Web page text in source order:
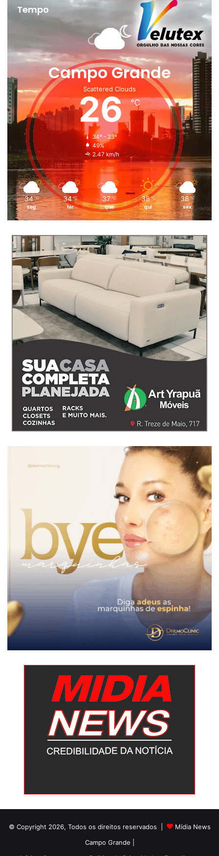
Tempo
Campo Grande
Scattered Clouds
26℃
34º - 23º
49%
2.47 km/h
34 ℃
seg
34 ℃
ter
37 ℃
qua
38 ℃
qui
38 ℃
sex
© Copyright 2026, Todos os direitos reservados |
Mídia News
Campo Grande |